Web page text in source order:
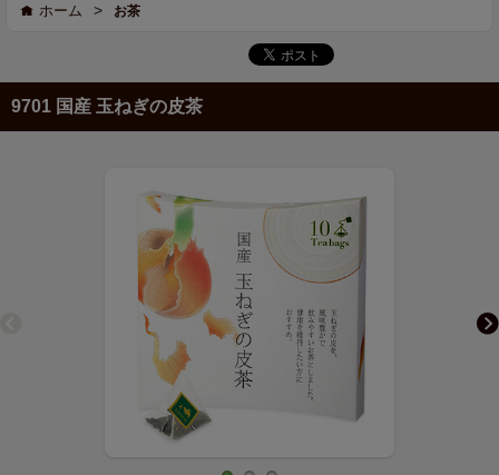
ホーム > お茶
9701 国産 玉ねぎの皮茶